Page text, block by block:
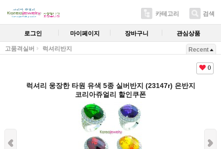
카테고리 검색
로그인 마이페이지 장바구니 관심상품
고품격실버 럭셔리반지 Recent
0
럭셔리 웅장한 타원 유색 5종 실버반지 (23147r) 은반지
코리아쥬얼리 할인쿠폰